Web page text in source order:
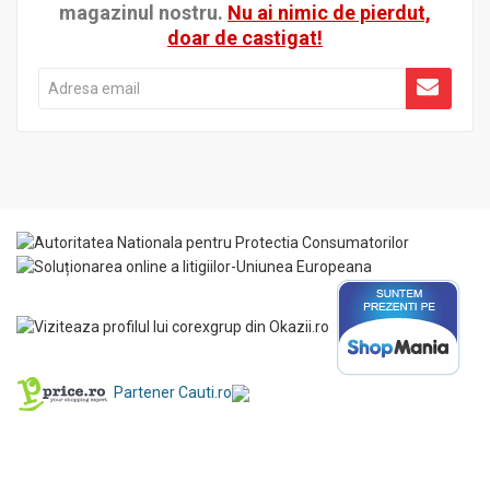
magazinul nostru. Nu ai nimic de pierdut,
doar de castigat!
Partener Cauti.ro